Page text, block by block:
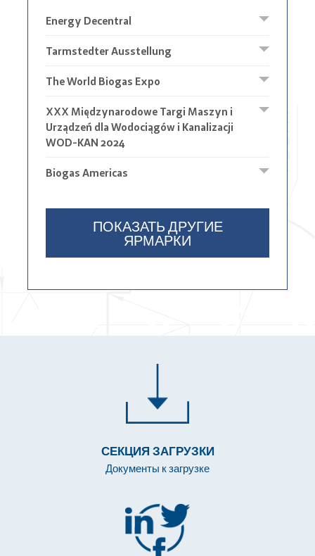
Energy Decentral
Tarmstedter Ausstellung
The World Biogas Expo
XXX Międzynarodowe Targi Maszyn i
Urządzeń dla Wodociągów i Kanalizacji
WOD-KAN 2024
Biogas Americas
ПОКАЗАТЬ ДРУГИЕ
ЯРМАРКИ
СЕКЦИЯ ЗАГРУЗКИ
Документы к загрузке